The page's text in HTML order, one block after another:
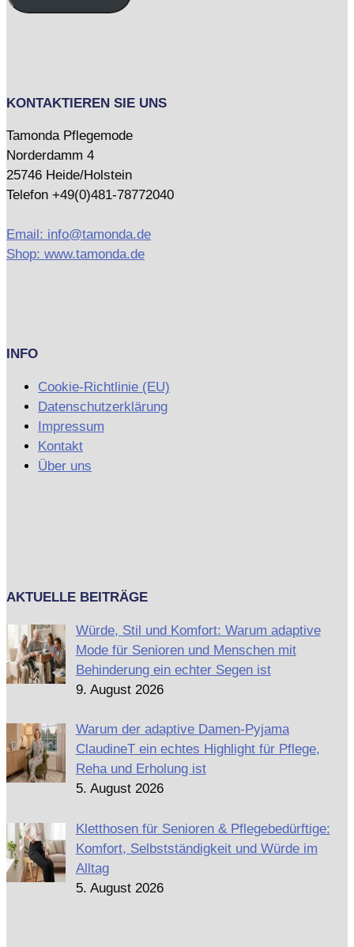
KONTAKTIEREN SIE UNS
Tamonda Pflegemode
Norderdamm 4
25746 Heide/Holstein
Telefon +49(0)481-78772040
Email: info@tamonda.de
Shop: www.tamonda.de
INFO
Cookie-Richtlinie (EU)
Datenschutzerklärung
Impressum
Kontakt
Über uns
AKTUELLE BEITRÄGE
Würde, Stil und Komfort: Warum adaptive
Mode für Senioren und Menschen mit
Behinderung ein echter Segen ist
9. August 2026
Warum der adaptive Damen-Pyjama
ClaudineT ein echtes Highlight für Pflege,
Reha und Erholung ist
5. August 2026
Kletthosen für Senioren & Pflegebedürftige:
Komfort, Selbstständigkeit und Würde im
Alltag
5. August 2026